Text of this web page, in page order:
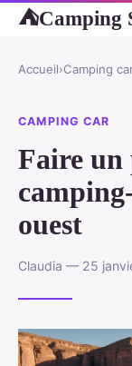
⛺Camping
Accueil›Camping
CAMPING CAR
Faire un
ouest
Claudia — 25